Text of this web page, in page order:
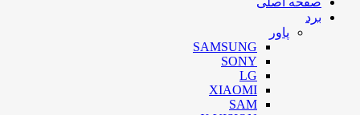
برد
پاور
SAMSUNG
SONY
LG
XIAOMI
SAM